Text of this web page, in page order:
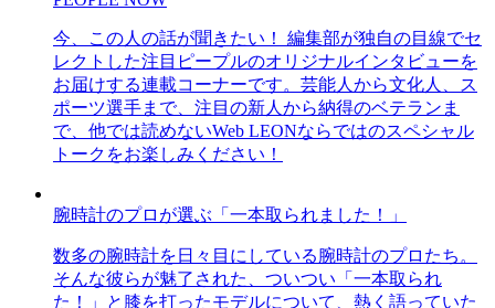
今、この人の話が聞きたい！ 編集部が独自の目線でセ
レクトした注目ピープルのオリジナルインタビューを
お届けする連載コーナーです。芸能人から文化人、ス
ポーツ選手まで、注目の新人から納得のベテランま
で、他では読めないWeb LEONならではのスペシャル
トークをお楽しみください！
腕時計のプロが選ぶ「一本取られました！」
数多の腕時計を日々目にしている腕時計のプロたち。
そんな彼らが魅了された、ついつい「一本取られ
た！」と膝を打ったモデルについて、熱く語っていた